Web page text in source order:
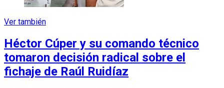
Ver también
Héctor Cúper y su comando técnico
tomaron decisión radical sobre el
fichaje de Raúl Ruidíaz